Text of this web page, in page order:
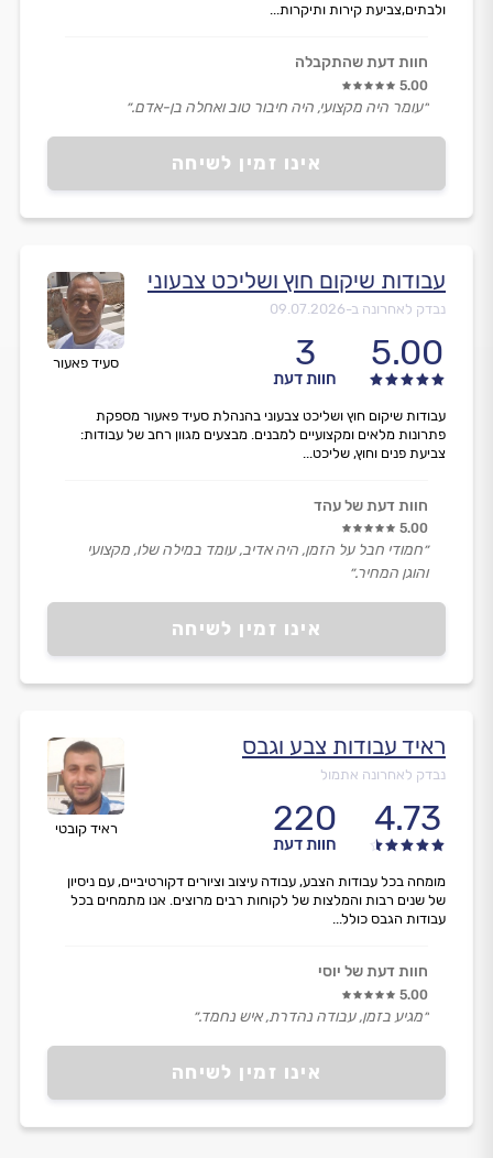
אינו זמין לשיחה
ולבתים,צביעת קירות ותיקרות...
חוות דעת שהתקבלה
5.00
״עומר היה מקצועי, היה חיבור טוב ואחלה בן-אדם.״
סעיד פאעור
עבודות שיקום חוץ ושליכט צבעוני
נבדק לאחרונה ב-09.07.2026
5.00
3
חוות דעת
אינו זמין לשיחה
עבודות שיקום חוץ ושליכט צבעוני בהנהלת סעיד פאעור מספקת
פתרונות מלאים ומקצועיים למבנים. מבצעים מגוון רחב של עבודות:
צביעת פנים וחוץ, שליכט...
חוות דעת של עהד
5.00
״חמודי חבל על הזמן, היה אדיב, עומד במילה שלו, מקצועי
והוגן המחיר.״
ראיד קובטי
ראיד עבודות צבע וגבס
נבדק לאחרונה אתמול
4.73
220
חוות דעת
אינו זמין לשיחה
מומחה בכל עבודות הצבע, עבודה עיצוב וציורים דקורטיביים, עם ניסיון
של שנים רבות והמלצות של לקוחות רבים מרוצים. אנו מתמחים בכל
עבודות הגבס כולל...
חוות דעת של יוסי
5.00
״מגיע בזמן, עבודה נהדרת, איש נחמד.״